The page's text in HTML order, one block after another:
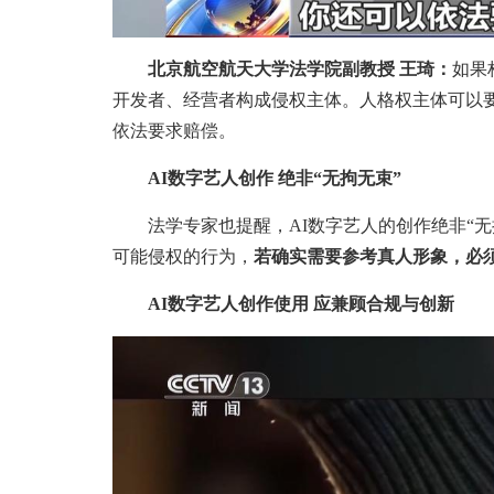
北京航空航天大学法学院副教授 王琦： 如果
开发者、经营者构成侵权主体。人格权主体可
依法要求赔偿。
AI数字艺人创作 绝非“无拘无束”
法学专家也提醒，AI数字艺人的创作绝非“无
可能侵权的行为， 若确实需要参考真人形象，必
AI数字艺人创作使用 应兼顾合规与创新